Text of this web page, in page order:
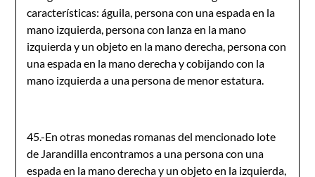
características: águila, persona con una espada en la
mano izquierda, persona con lanza en la mano
izquierda y un objeto en la mano derecha, persona con
una espada en la mano derecha y cobijando con la
mano izquierda a una persona de menor estatura.
45.-En otras monedas romanas del mencionado lote
de Jarandilla encontramos a una persona con una
espada en la mano derecha y un objeto en la izquierda,